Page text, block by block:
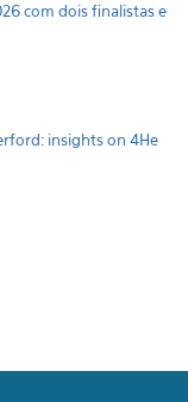
com dois finalistas e
insights on 4He